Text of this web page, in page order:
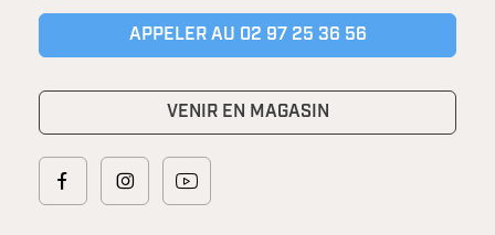
APPELER AU 02 97 25 36 56
VENIR EN MAGASIN